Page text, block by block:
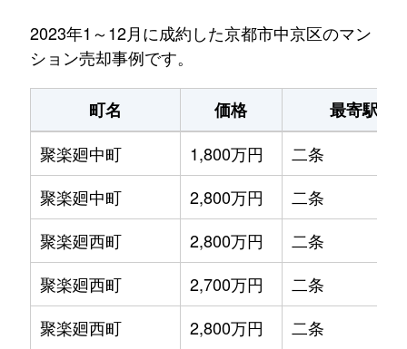
2023年1～12月に成約した京都市中京区のマン
ション売却事例です。
町名 価格
最寄駅
聚楽廻中町
1,800万円
二条
聚楽廻中町
2,800万円
二条
聚楽廻西町
2,800万円
二条
聚楽廻西町
2,700万円
二条
聚楽廻西町
2,800万円
二条